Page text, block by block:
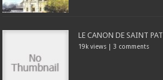
LE CANON DE SAINT
19k views | 3 comments